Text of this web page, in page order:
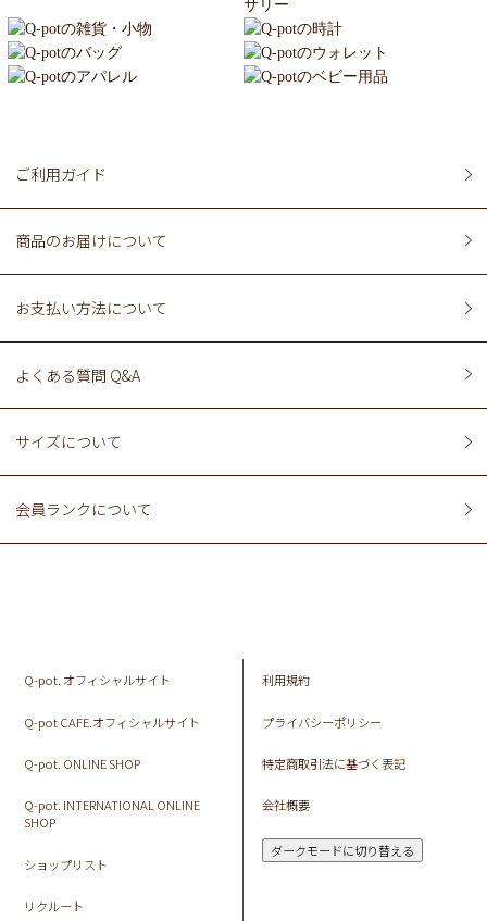
ご利用ガイド
商品のお届けについて
お支払い方法について
よくある質問 Q&A
サイズについて
会員ランクについて
Q-pot. オフィシャルサイト
Q-pot CAFE.オフィシャルサイト
Q-pot. ONLINE SHOP
Q-pot. INTERNATIONAL ONLINE
SHOP
ショップリスト
リクルート
利用規約
プライバシーポリシー
特定商取引法に基づく表記
会社概要
ダークモードに切り替える